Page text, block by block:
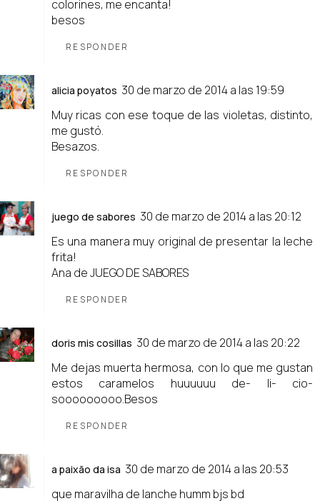
colorines, me encanta!
besos
RESPONDER
alicia poyatos 30 de marzo de 2014 a las 19:59
Muy ricas con ese toque de las violetas, distinto,
me gustó.
Besazos.
RESPONDER
juego de sabores 30 de marzo de 2014 a las 20:12
Es una manera muy original de presentar la leche
frita!
Ana deJUEGO DE SABORES
RESPONDER
doris mis cosillas 30 de marzo de 2014 a las 20:22
Me dejas muerta hermosa, con lo que me gustan
estos caramelos huuuuuu de- li- cio-
sooooooooo.Besos
RESPONDER
a paixão da isa 30 de marzo de 2014 a las 20:53
que maravilha de lanche humm bjs bd